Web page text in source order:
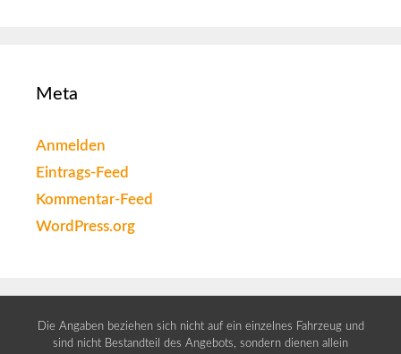
Meta
Anmelden
Eintrags-Feed
Kommentar-Feed
WordPress.org
Die Angaben beziehen sich nicht auf ein einzelnes Fahrzeug und
sind nicht Bestandteil des Angebots, sondern dienen allein